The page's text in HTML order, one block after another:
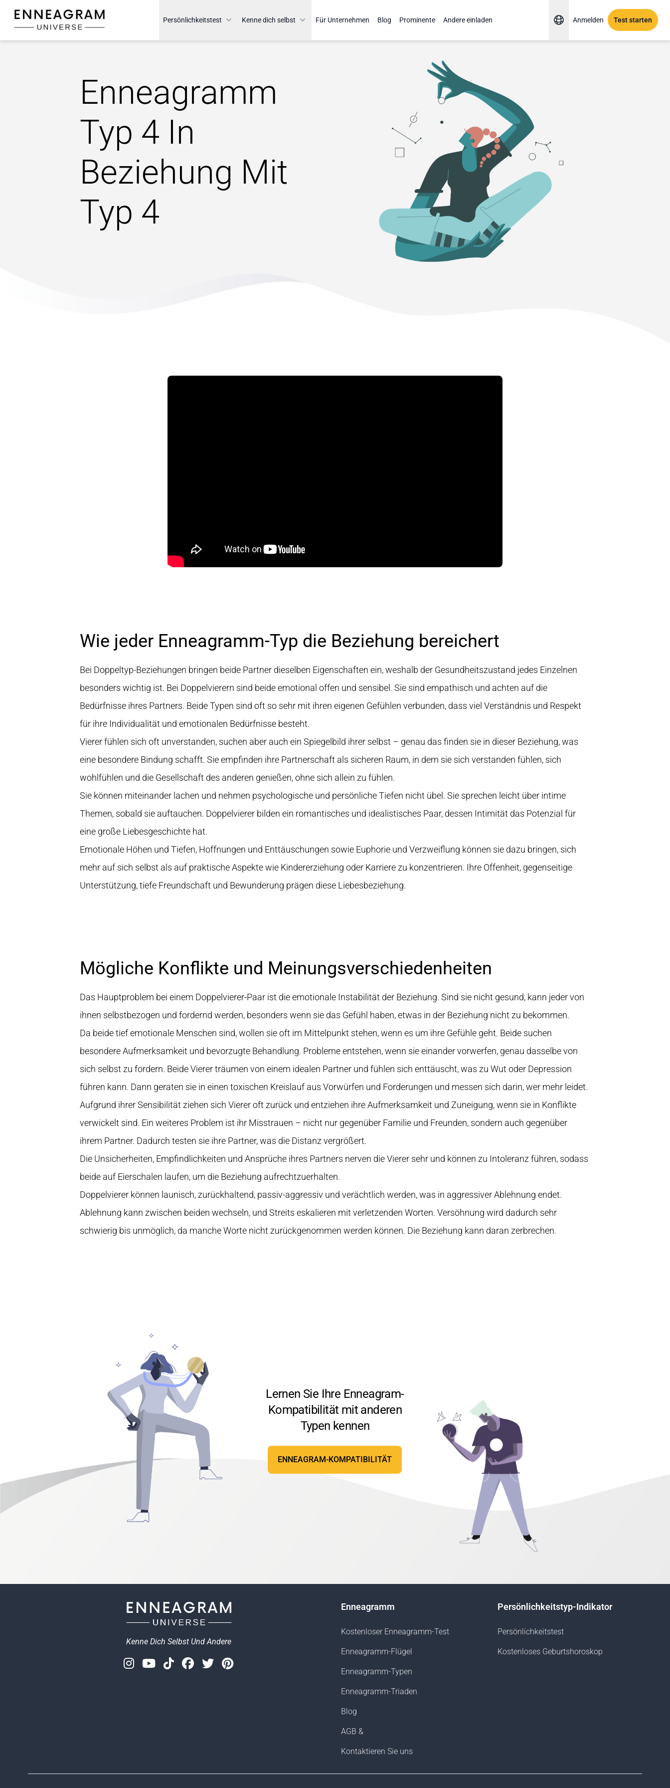
Enneagram Universe
Persönlichkeitstest Kenne dich selbst Für Unternehmen Blog Prominente Andere einladen Anmelden Test starten
Enneagramm
Typ 4 In
Beziehung Mit
Typ 4
Wie jeder Enneagramm-Typ die Beziehung bereichert
Bei Doppeltyp-Beziehungen bringen beide Partner dieselben Eigenschaften ein, weshalb der Gesundheitszustand jedes Einzelnen
besonders wichtig ist. Bei Doppelvierern sind beide emotional offen und sensibel. Sie sind empathisch und achten auf die
Bedürfnisse ihres Partners. Beide Typen sind oft so sehr mit ihren eigenen Gefühlen verbunden, dass viel Verständnis und Respekt
für ihre Individualität und emotionalen Bedürfnisse besteht.
Vierer fühlen sich oft unverstanden, suchen aber auch ein Spiegelbild ihrer selbst – genau das finden sie in dieser Beziehung, was
eine besondere Bindung schafft. Sie empfinden ihre Partnerschaft als sicheren Raum, in dem sie sich verstanden fühlen, sich
wohlfühlen und die Gesellschaft des anderen genießen, ohne sich allein zu fühlen.
Sie können miteinander lachen und nehmen psychologische und persönliche Tiefen nicht übel. Sie sprechen leicht über intime
Themen, sobald sie auftauchen. Doppelvierer bilden ein romantisches und idealistisches Paar, dessen Intimität das Potenzial für
eine große Liebesgeschichte hat.
Emotionale Höhen und Tiefen, Hoffnungen und Enttäuschungen sowie Euphorie und Verzweiflung können sie dazu bringen, sich
mehr auf sich selbst als auf praktische Aspekte wie Kindererziehung oder Karriere zu konzentrieren. Ihre Offenheit, gegenseitige
Unterstützung, tiefe Freundschaft und Bewunderung prägen diese Liebesbeziehung.
Mögliche Konflikte und Meinungsverschiedenheiten
Das Hauptproblem bei einem Doppelvierer-Paar ist die emotionale Instabilität der Beziehung. Sind sie nicht gesund, kann jeder von
ihnen selbstbezogen und fordernd werden, besonders wenn sie das Gefühl haben, etwas in der Beziehung nicht zu bekommen.
Da beide tief emotionale Menschen sind, wollen sie oft im Mittelpunkt stehen, wenn es um ihre Gefühle geht. Beide suchen
besondere Aufmerksamkeit und bevorzugte Behandlung. Probleme entstehen, wenn sie einander vorwerfen, genau dasselbe von
sich selbst zu fordern. Beide Vierer träumen von einem idealen Partner und fühlen sich enttäuscht, was zu Wut oder Depression
führen kann. Dann geraten sie in einen toxischen Kreislauf aus Vorwürfen und Forderungen und messen sich darin, wer mehr leidet.
Aufgrund ihrer Sensibilität ziehen sich Vierer oft zurück und entziehen ihre Aufmerksamkeit und Zuneigung, wenn sie in Konflikte
verwickelt sind. Ein weiteres Problem ist ihr Misstrauen – nicht nur gegenüber Familie und Freunden, sondern auch gegenüber
ihrem Partner. Dadurch testen sie ihre Partner, was die Distanz vergrößert.
Die Unsicherheiten, Empfindlichkeiten und Ansprüche ihres Partners nerven die Vierer sehr und können zu Intoleranz führen, sodass
beide auf Eierschalen laufen, um die Beziehung aufrechtzuerhalten.
Doppelvierer können launisch, zurückhaltend, passiv-aggressiv und verächtlich werden, was in aggressiver Ablehnung endet.
Ablehnung kann zwischen beiden wechseln, und Streits eskalieren mit verletzenden Worten. Versöhnung wird dadurch sehr
schwierig bis unmöglich, da manche Worte nicht zurückgenommen werden können. Die Beziehung kann daran zerbrechen.
Lernen Sie Ihre Enneagram-
Kompatibilität mit anderen
Typen kennen
ENNEAGRAM-KOMPATIBILITÄT
Kenne Dich Selbst Und Andere
Instagram
Youtube
TiktokFacebook
TwitterPinterest
Enneagramm
Kostenloser Enneagramm-Test
Enneagramm-Flügel
Enneagramm-Typen
Enneagramm-Triaden
Blog
AGB &
Kontaktieren Sie uns
Persönlichkeitstyp-Indikator
Persönlichkeitstest
Kostenloses Geburtshoroskop